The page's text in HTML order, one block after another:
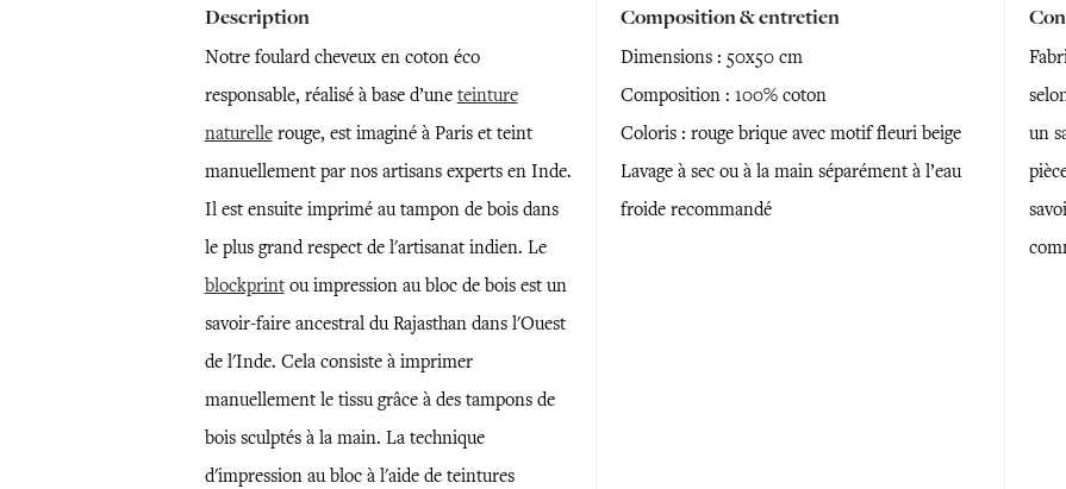
Description
Notre foulard cheveux en coton éco
responsable, réalisé à base d’une teinture
naturellerouge, est imaginé à Paris et teint
manuellement par nos artisans experts en Inde.
Il est ensuite imprimé au tampon de bois dans
le plus grand respect de l'artisanat indien. Le
blockprintou impression au bloc de bois est un
savoir-faire ancestral du Rajasthan dans l'Ouest
de l'Inde. Cela consiste à imprimer
manuellement le tissu grâce à des tampons de
bois sculptés à la main. La technique
d'impression au bloc à l'aide de teintures
Composition & entretien
Dimensions : 50x50 cm
Composition : 100% coton
Coloris : rouge brique avec motif fleuri beige
Lavage à sec ou à la main séparément à l’eau
froide recommandé
un